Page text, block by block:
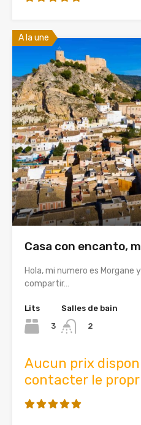
A la une
Casa con encanto,
Hola, mi numero es
compartir…
Lits
3
Salles de bain
2
Aucun prix
contacter le